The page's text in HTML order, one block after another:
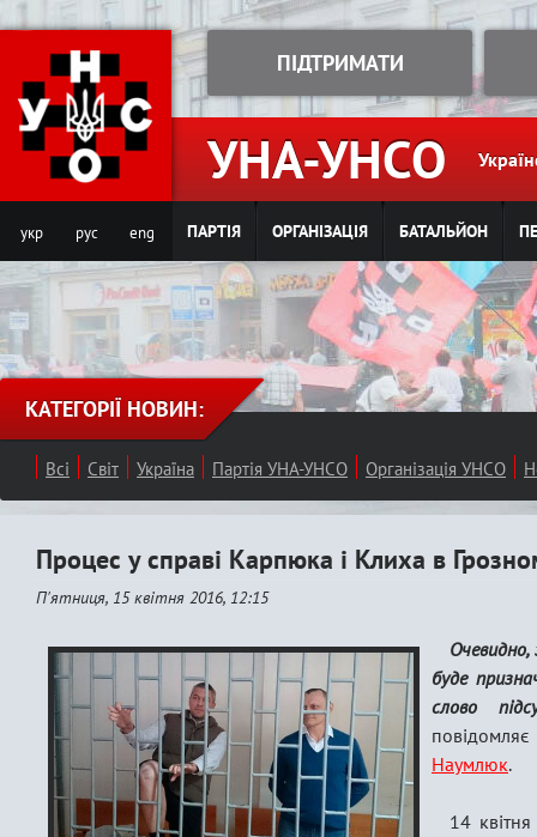
Jump to navigation
УНА-УНСО
ПІДТРИМАТИ
укр рус eng ПАРТІЯ ОРГАНІЗАЦІЯ БАТАЛЬЙОН
КАТЕГОРІЇ НОВИН:
Всі Світ Україна Партія УНА-УНСО Організація УНСО
Процес у справі Карпюка і Клиха в
П'ятниця, 15 квітня 2016, 12:15
Очевидно,
буде
слово
Наумлюк.
14